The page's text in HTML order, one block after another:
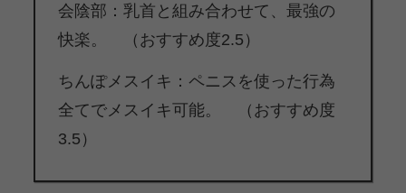
会陰部：乳首と組み合わせて、最強の
快楽。 （おすすめ度2.5）
ちんぽメスイキ：ペニスを使った行為
全てでメスイキ可能。 （おすすめ度
3.5）